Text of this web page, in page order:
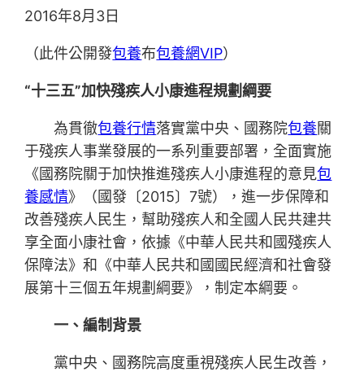
2016年8月3日
（此件公開發包養布包養網VIP）
“十三五”加快殘疾人小康進程規劃綱要
為貫徹包養行情落實黨中央、國務院包養關
于殘疾人事業發展的一系列重要部署，全面實施
《國務院關于加快推進殘疾人小康進程的意見包
養感情》（國發〔2015〕7號），進一步保障和
改善殘疾人民生，幫助殘疾人和全國人民共建共
享全面小康社會，依據《中華人民共和國殘疾人
保障法》和《中華人民共和國國民經濟和社會發
展第十三個五年規劃綱要》，制定本綱要。
一、編制背景
黨中央、國務院高度重視殘疾人民生改善，